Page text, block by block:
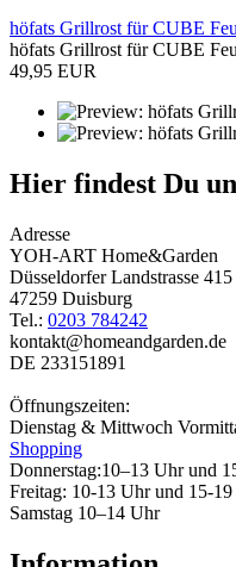
höfats Grillrost für CUBE
höfats Grillrost für CUBE
49,95 EUR
Hier findest Du
Adresse
YOH-ART Home&Garden
Düsseldorfer Landstrasse 415
47259 Duisburg
Tel.: 0203 784242
kontakt@homeandgarden.de
DE 233151891
Öffnungszeiten:
Dienstag & Mittwoch
Shopping
Donnerstag:10–13 Uhr und
Freitag: 10-13 Uhr und 15-
Samstag 10–14 Uhr